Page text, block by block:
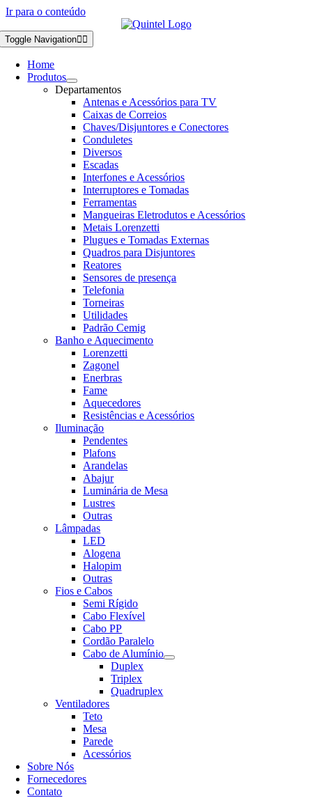
Ir para o conteúdo
Toggle Navigation
Home
Produtos
Departamentos
Antenas e Acessórios para TV
Caixas de Correios
Chaves/Disjuntores e Conectores
Conduletes
Diversos
Escadas
Interfones e Acessórios
Interruptores e Tomadas
Ferramentas
Mangueiras Eletrodutos e Acessórios
Metais Lorenzetti
Plugues e Tomadas Externas
Quadros para Disjuntores
Reatores
Sensores de presença
Telefonia
Torneiras
Utilidades
Padrão Cemig
Banho e Aquecimento
Lorenzetti
Zagonel
Enerbras
Fame
Aquecedores
Resistências e Acessórios
Iluminação
Pendentes
Plafons
Arandelas
Abajur
Luminária de Mesa
Lustres
Outras
Lâmpadas
LED
Alogena
Halopim
Outras
Fios e Cabos
Semi Rígido
Cabo Flexível
Cabo PP
Cordão Paralelo
Cabo de Alumínio
Duplex
Triplex
Quadruplex
Ventiladores
Teto
Mesa
Parede
Acessórios
Sobre Nós
Fornecedores
Contato